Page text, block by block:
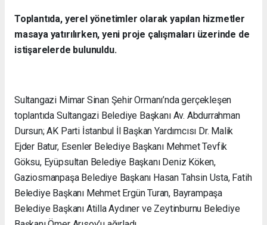
Toplantıda, yerel yönetimler olarak yapılan hizmetler
masaya yatırılırken, yeni proje çalışmaları üzerinde de
istişarelerde bulunuldu.
Sultangazi Mimar Sinan Şehir Ormanı’nda gerçekleşen
toplantıda Sultangazi Belediye Başkanı Av. Abdurrahman
Dursun; AK Parti İstanbul İl Başkan Yardımcısı Dr. Malik
Ejder Batur, Esenler Belediye Başkanı Mehmet Tevfik
Göksu, Eyüpsultan Belediye Başkanı Deniz Köken,
Gaziosmanpaşa Belediye Başkanı Hasan Tahsin Usta, Fatih
Belediye Başkanı Mehmet Ergün Turan, Bayrampaşa
Belediye Başkanı Atilla Aydıner ve Zeytinburnu Belediye